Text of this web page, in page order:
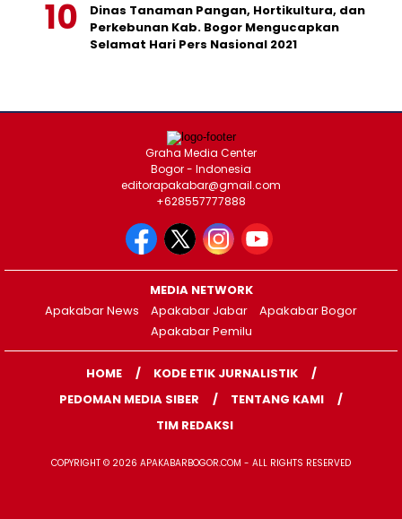
Dinas Tanaman Pangan, Hortikultura, dan
Perkebunan Kab. Bogor Mengucapkan
Selamat Hari Pers Nasional 2021
Graha Media Center
Bogor - Indonesia
editorapakabar@gmail.com
+628557777888
MEDIA NETWORK
Apakabar News
Apakabar Jabar
Apakabar Bogor
Apakabar Pemilu
HOME
KODE ETIK JURNALISTIK
PEDOMAN MEDIA SIBER
TENTANG KAMI
TIM REDAKSI
COPYRIGHT © 2026 APAKABARBOGOR.COM - ALL RIGHTS RESERVED